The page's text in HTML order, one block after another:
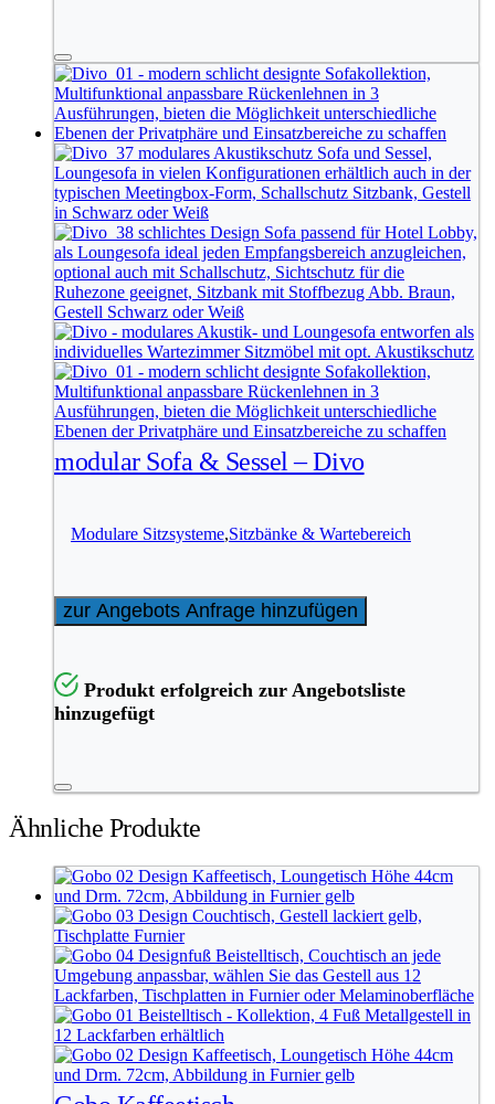
modular Sofa & Sessel – Divo
Modulare Sitzsysteme,Sitzbänke & Wartebereich
zur Angebots Anfrage hinzufügen
Produkt erfolgreich zur Angebotsliste
hinzugefügt
Ähnliche Produkte